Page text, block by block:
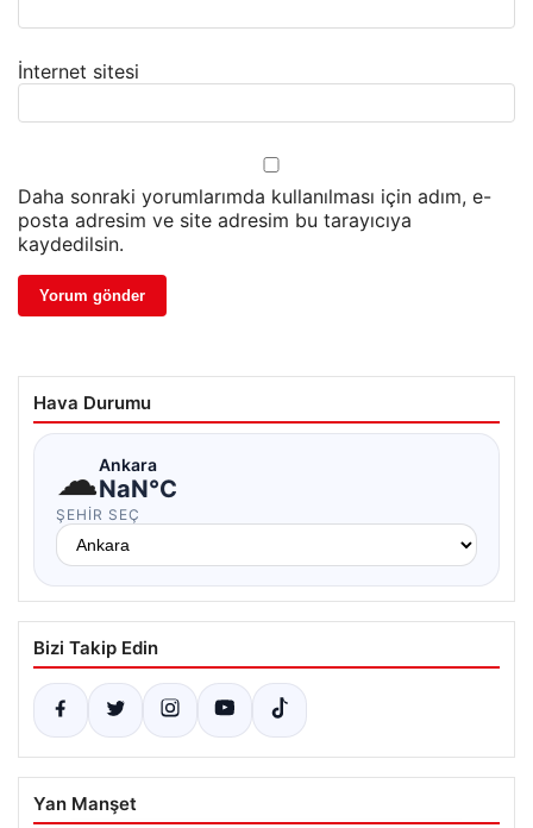
İnternet sitesi
Daha sonraki yorumlarımda kullanılması için adım, e-
posta adresim ve site adresim bu tarayıcıya
kaydedilsin.
Hava Durumu
☁Ankara
NaN°C
ŞEHIR SEÇ
Bizi Takip Edin
Yan Manşet